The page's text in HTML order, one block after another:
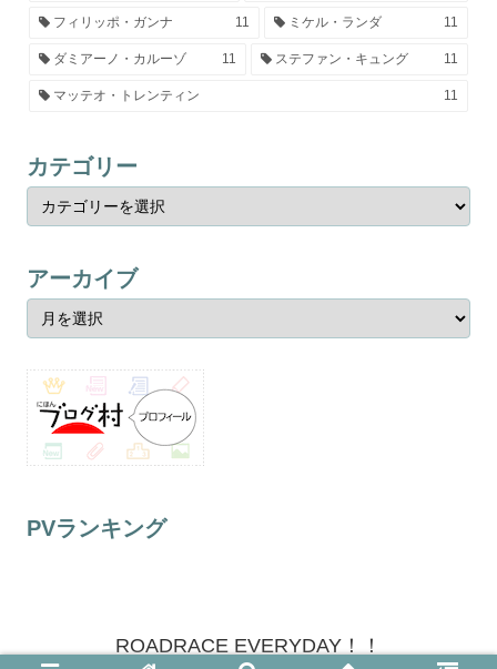
フィリッポ・ガンナ 11 ミケル・ランダ 11
ダミアーノ・カルーゾ 11 ステファン・キュング 11
マッテオ・トレンティン 11
カテゴリー
アーカイブ
PVランキング
ROADRACE EVERYDAY！！